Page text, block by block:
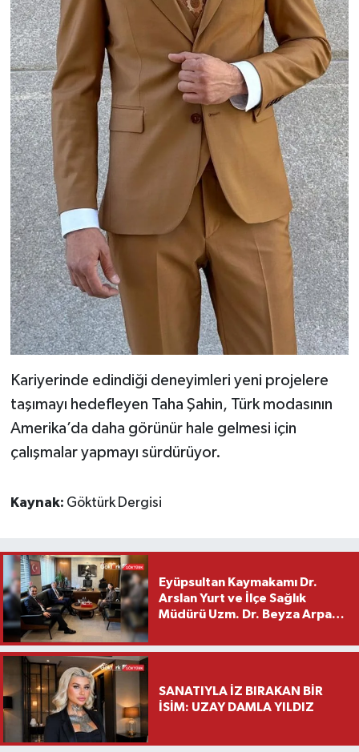
Kariyerinde edindiği deneyimleri yeni projelere
taşımayı hedefleyen Taha Şahin, Türk modasının
Amerika’da daha görünür hale gelmesi için
çalışmalar yapmayı sürdürüyor.
Kaynak: Göktürk Dergisi
Eyüpsultan Kaymakamı Dr.
Arslan Yurt ve İlçe Sağlık
Müdürü Uzm. Dr. Beyza Arpacı
Ziyareti
SANATIYLA İZ BIRAKAN BİR
İSİM: UZAY DAMLA YILDIZ